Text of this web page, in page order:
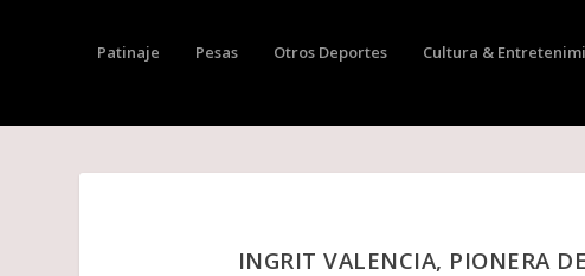
Patinaje Pesas Otros Deportes Cultura &
INGRIT VALENCIA, PIONERA